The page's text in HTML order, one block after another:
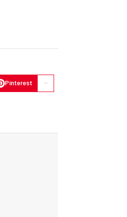
Pinterest